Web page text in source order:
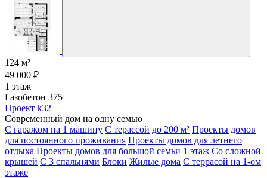
124 м²
49 000 ₽
1 этаж
Газобетон 375
Проект k32
Современный дом на одну семью
С гаражом на 1 машину С терассой до 200 м² Проекты домов
для постоянного проживания Проекты домов для летнего
отдыха Проекты домов для большой семьи 1 этаж Со сложной
крышей С 3 спальнями Блоки Жилые дома С террасой на 1-ом
этаже